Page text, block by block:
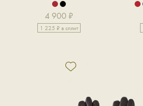
4 900 ₽
1 225 ₽ в сплит